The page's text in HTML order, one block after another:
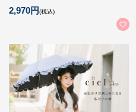
2,970円(税込)